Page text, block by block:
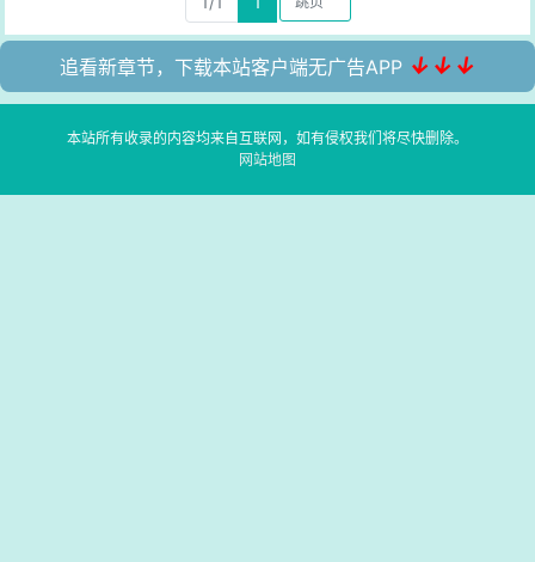
追看新章节，下载本站客户端无广告APP ↓↓↓
本站所有收录的内容均来自互联网，如有侵权我们将尽快删除。
网站地图